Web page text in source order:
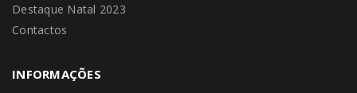
Destaque Natal 2023
Contactos
INFORMAÇÕES